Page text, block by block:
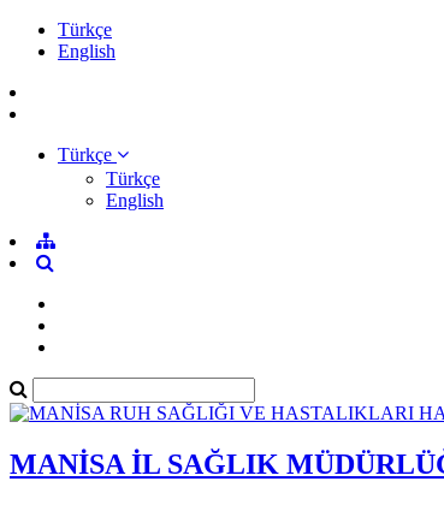
Türkçe
English
Türkçe
Türkçe
English
MANİSA İL SAĞLIK